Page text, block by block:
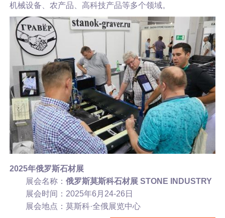
机械设备、农产品、高科技产品等多个领域。
2025年俄罗斯石材展
展会名称： 俄罗斯莫斯科石材展STONE INDUSTRY
展会时间：2025年6月24-26日
展会地点：莫斯科·全俄展览中心